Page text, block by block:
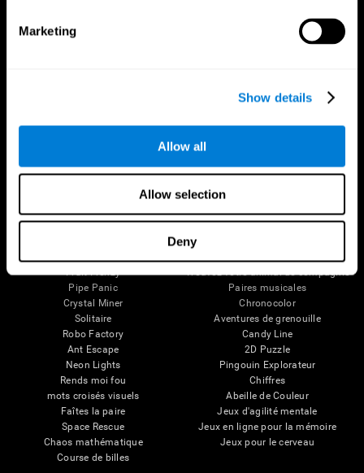
Marketing
Show details
Allow all
Allow selection
Deny
A propos du cerveau
Déficience intellectuelle
Attention
Validation thérapeutique
Jeux d'ordinateur
Personnes âgées en bonne santé
État cognitif chez les personnes
Révision systémique
Jeux Pour Le Cerveau
Fruit Frenzy
Pipe Panic
Crystal Miner
Solitaire
Robo Factory
Ant Escape
Neon Lights
Rends moi fou
mots croisés visuels
Faîtes la paire
Space Rescue
Chaos mathématique
Course de billes
Trouvez votre animal de compagnie
Paires musicales
Chronocolor
Aventures de grenouille
Candy Line
2D Puzzle
Pingouin Explorateur
Chiffres
Abeille de Couleur
Jeux d'agilité mentale
Jeux en ligne pour la mémoire
Jeux pour le cerveau